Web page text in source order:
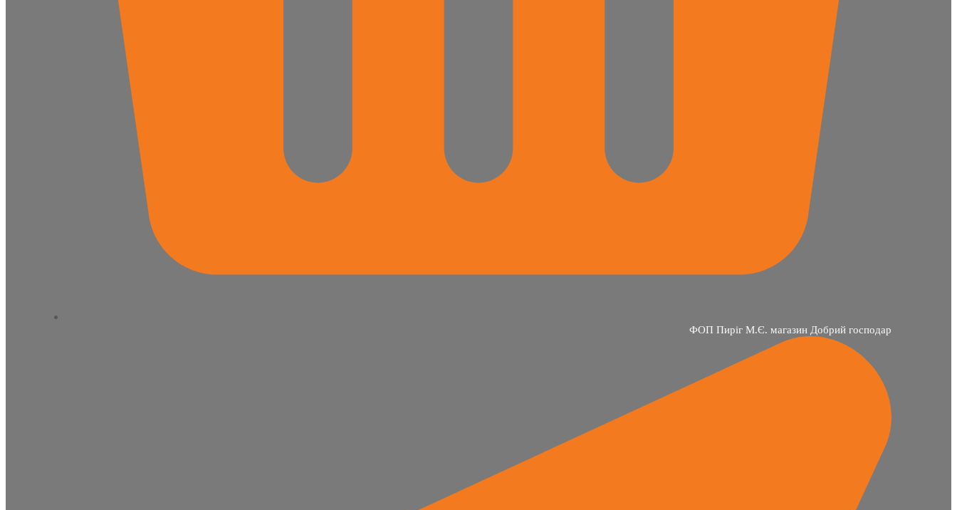
ФОП Пиріг М.Є. магазин Добрий господар